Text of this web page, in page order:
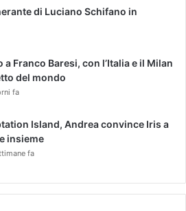
di Luciano Schifano in
a Franco Baresi, con l’Italia e il Milan
del mondo
fa
Island, Andrea convince Iris a
insieme
fa